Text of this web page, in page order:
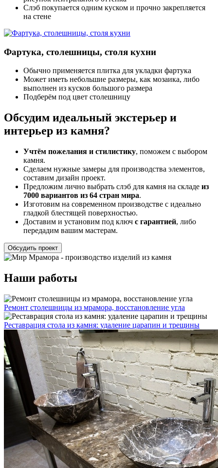
Слэб покупается одним куском и прочно закрепляется
на стене
Фартука, столешницы, столя кухни
Обычно применяется плитка для укладки фартука
Может иметь небольшие размеры, как мозаика, либо
выполнен из кусков большого размера
Подберём под цвет столешницу
Обсудим идеальный экстерьер и
интерьер из камня?
Учтём пожелания и стилистику, поможем с выбором
камня.
Сделаем нужные замеры для производства элементов,
составим дизайн проект.
Предложим лично выбрать слэб для камня на складе из
7000 вариантов из 64 стран мира.
Изготовим на современном производстве с идеально
гладкой блестящей поверхностью.
Доставим и установим под ключ с гарантией, либо
передадим вашим мастерам.
Наши работы
Ремонт столешницы из мрамора, восстановление угла
Реставрация стола из камня: удаление царапин и трещины